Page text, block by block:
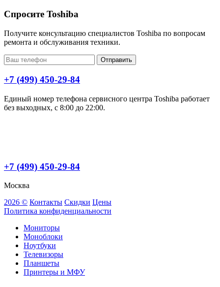
Спросите Toshiba
Получите консультацию специалистов Toshiba по вопросам
ремонта и обслуживания техники.
Отправить
+7 (499) 450-29-84
Единый номер телефона сервисного центра Toshiba работает
без выходных, с 8:00 до 22:00.
+7 (499) 450-29-84
Москва
2026 © Контакты Скидки Цены
Политика конфиденциальности
Мониторы
Моноблоки
Ноутбуки
Телевизоры
Планшеты
Принтеры и МФУ